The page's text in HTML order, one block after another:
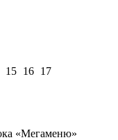
15 16 17
«Мегаменю»